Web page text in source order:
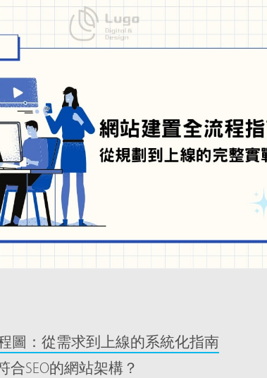
圖：從需求到上線的系統化指南
合SEO的網站架構？